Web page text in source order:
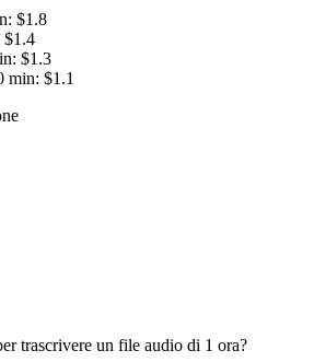
$1.8
$1.4
$1.3
min: $1.1
trascrivere un file audio di 1 ora?